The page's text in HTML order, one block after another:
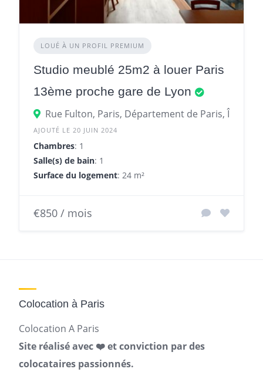
LOUÉ À UN PROFIL PREMIUM
Studio meublé 25m2 à louer Paris
13ème proche gare de Lyon
Rue Fulton, Paris, Département de Paris, Île-de-
AJOUTÉ LE 20 JUIN 2024
Chambres: 1
Salle(s) de bain: 1
Surface du logement: 24 m²
€850 / mois
Colocation à Paris
Colocation A Paris
Site réalisé avec ❤️ et conviction par des
colocataires passionnés.